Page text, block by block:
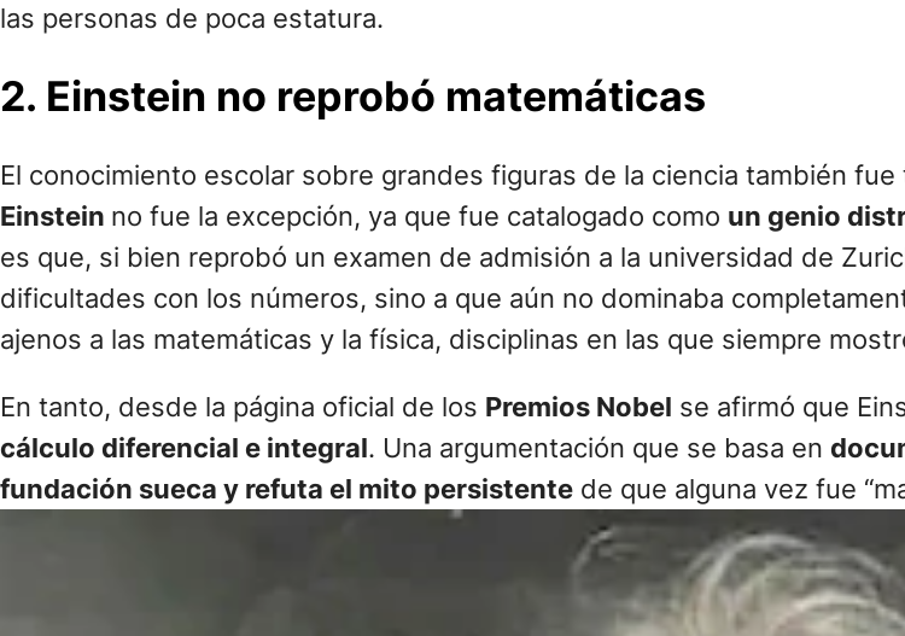
las personas de poca estatura.
2. Einstein no reprobó matemáticas
El conocimiento escolar sobre grandes figuras de la ciencia también
Einstein no fue la excepción, ya que fue catalogado como un genio
es que, si bien reprobó un examen de admisión a la universidad de
dificultades con los números, sino a que aún no dominaba
ajenos a las matemáticas y la física, disciplinas en las que siempre
En tanto, desde la página oficial de los Premios Nobel se afirmó que
cálculo diferencial e integral. Una argumentación que se basa en
fundación sueca y refuta el mito persistente de que alguna vez fue